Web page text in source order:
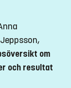
om
och resultat